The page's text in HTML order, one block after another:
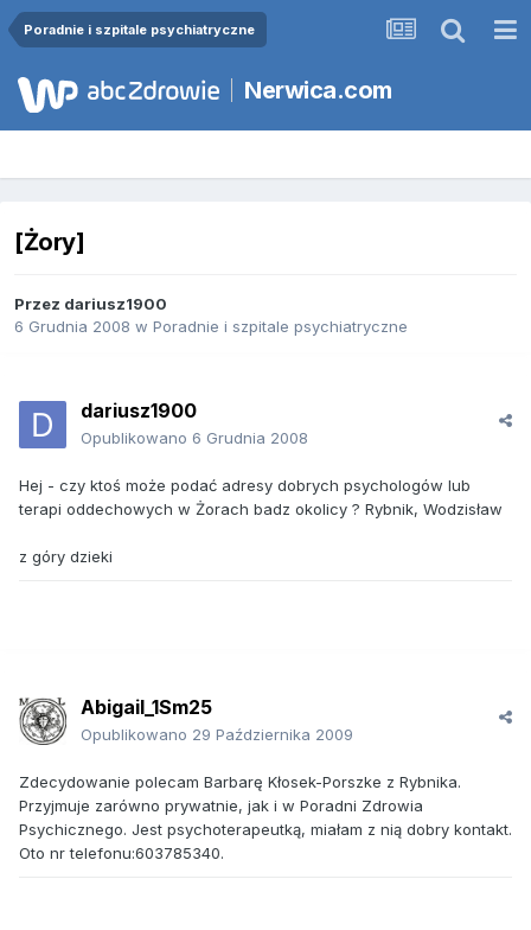
Poradnie i szpitale psychiatryczne
Nerwica.com
[Żory]
Przez dariusz1900
6 Grudnia 2008 w Poradnie i szpitale psychiatryczne
dariusz1900
Opublikowano 6 Grudnia 2008
Hej - czy ktoś może podać adresy dobrych psychologów lub
terapi oddechowych w Żorach badz okolicy ? Rybnik, Wodzisław
z góry dzieki
Abigail_1Sm25
Opublikowano 29 Października 2009
Zdecydowanie polecam Barbarę Kłosek-Porszke z Rybnika.
Przyjmuje zarówno prywatnie, jak i w Poradni Zdrowia
Psychicznego. Jest psychoterapeutką, miałam z nią dobry kontakt.
Oto nr telefonu:603785340.